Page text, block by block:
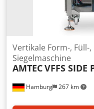
Hamburg 267 km
Vertikale Form-, Füll-
Siegelmaschine
AMTECVFFS SIDE